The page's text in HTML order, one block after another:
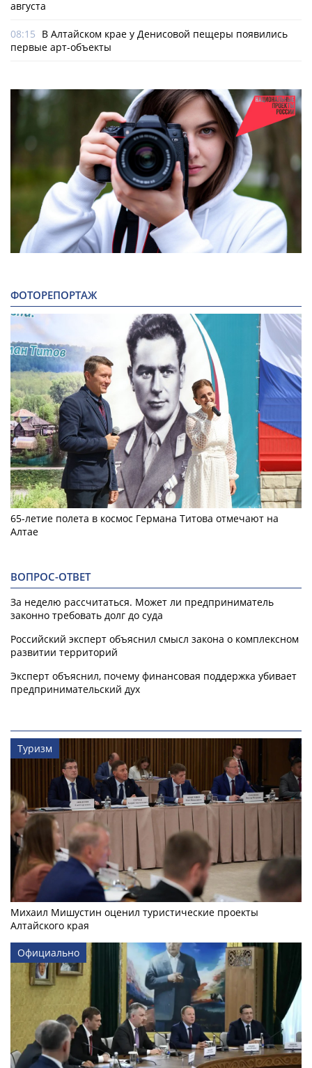
августа
08:15 В Алтайском крае у Денисовой пещеры появились
первые арт-объекты
ФОТОРЕПОРТАЖ
65-летие полета в космос Германа Титова отмечают на
Алтае
ВОПРОС-ОТВЕТ
За неделю рассчитаться. Может ли предприниматель
законно требовать долг до суда
Российский эксперт объяснил смысл закона о комплексном
развитии территорий
Эксперт объяснил, почему финансовая поддержка убивает
предпринимательский дух
Туризм
Михаил Мишустин оценил туристические проекты
Алтайского края
Официально